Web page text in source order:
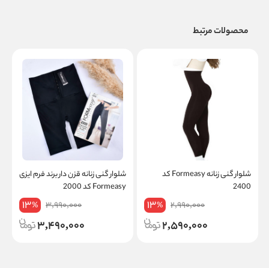
محصولات مرتبط
شلوار گنی زنانه Formeasy کد
2400
2,990,000
13%
2,590,000
شلوار گنی زنانه قزن دار برند فرم ایزی
Formeasy کد 2000
3,990,000
13%
3,490,000